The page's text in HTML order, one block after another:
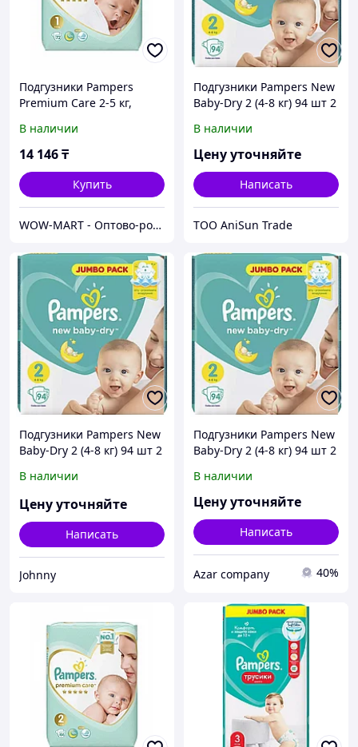
Подгузники Pampers
Premium Care 2-5 кг,
В наличии
14 146₸
Купить
WOW-MART - Оптово-розничный Склад - товары на заказ до двери
Подгузники Pampers New
Baby-Dry 2 (4-8 кг) 94 шт 2
В наличии
Цену уточняйте
Написать
ТОО AniSun Trade
Подгузники Pampers New
Baby-Dry 2 (4-8 кг) 94 шт 2
В наличии
Цену уточняйте
Написать
Johnny
Подгузники Pampers New
Baby-Dry 2 (4-8 кг) 94 шт 2
В наличии
Цену уточняйте
Написать
Azar company 40%